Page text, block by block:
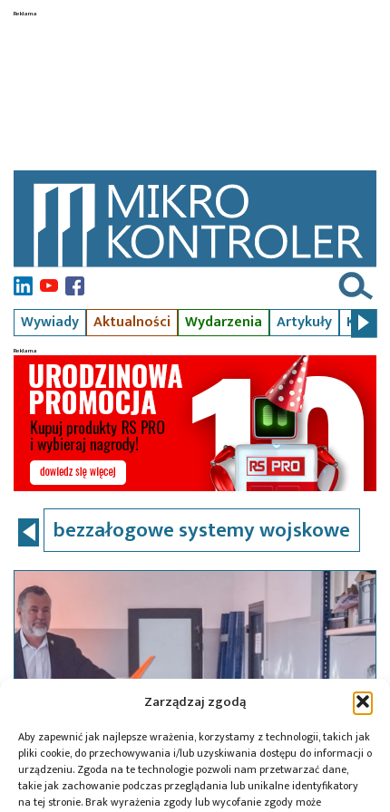
Zarządzaj zgodą
Aby zapewnić jak najlepsze wrażenia, korzystamy z technologii, takich jak
pliki cookie, do przechowywania i/lub uzyskiwania dostępu do informacji o
urządzeniu. Zgoda na te technologie pozwoli nam przetwarzać dane,
takie jak zachowanie podczas przeglądania lub unikalne identyfikatory
na tej stronie. Brak wyrażenia zgody lub wycofanie zgody może
Wywiady Aktualności Wydarzenia Artykuły Kursy
bezzałogowe systemy wojskowe